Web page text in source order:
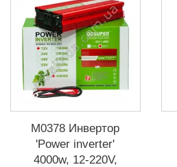
М0378 Инвертор
'Power inverter'
4000w, 12-220V,